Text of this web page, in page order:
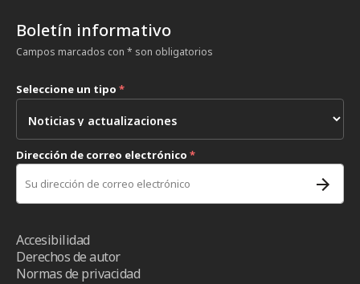
Boletín informativo
Campos marcados con * son obligatorios
Seleccione un tipo *
Dirección de correo electrónico *
Accesibilidad
Derechos de autor
Normas de privacidad